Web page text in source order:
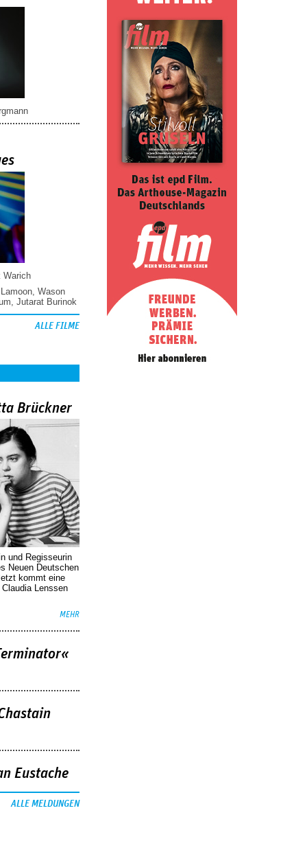
Warich
Wason
Jutarat Burinok
ALLE FILME
Brückner
und Regisseurin
Neuen Deutschen
kommt eine
Lenssen
MEHR
Eustache
ALLE MELDUNGEN